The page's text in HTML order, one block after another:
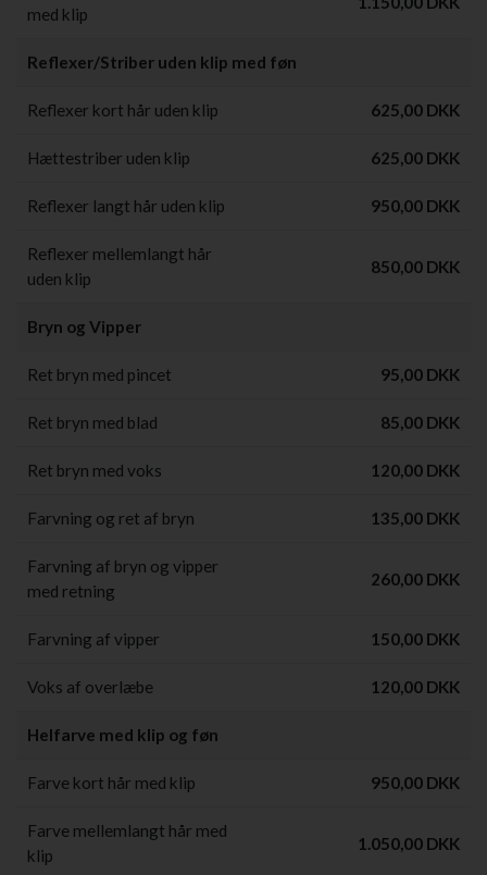
med klip
Reflexer/Striber uden klip med føn
Reflexer kort hår uden klip 625,00 DKK
Hættestriber uden klip 625,00 DKK
Reflexer langt hår uden klip 950,00 DKK
Reflexer mellemlangt hår
uden klip
850,00 DKK
Bryn og Vipper
Ret bryn med pincet 95,00 DKK
Ret bryn med blad 85,00 DKK
Ret bryn med voks 120,00 DKK
Farvning og ret af bryn 135,00 DKK
Farvning af bryn og vipper
med retning
260,00 DKK
Farvning af vipper 150,00 DKK
Voks af overlæbe 120,00 DKK
Helfarve med klip og føn
Farve kort hår med klip 950,00 DKK
Farve mellemlangt hår med
klip
1.050,00 DKK